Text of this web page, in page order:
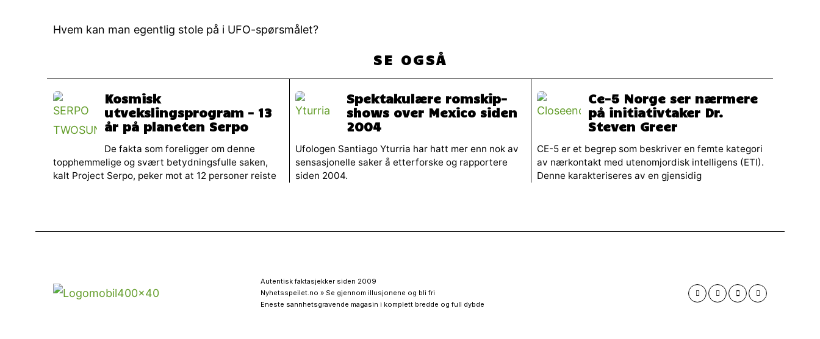
Hvem kan man egentlig stole på i UFO-spørsmålet?
SE OGSÅ
Kosmisk
utvekslingsprogram – 13
år på planeten Serpo
De fakta som foreligger om denne
topphemmelige og svært betydningsfulle saken,
kalt Project Serpo, peker mot at 12 personer reiste
Spektakulære romskip-
shows over Mexico siden
2004
Ufologen Santiago Yturria har hatt mer enn nok av
sensasjonelle saker å etterforske og rapportere
siden 2004.
Ce-5 Norge ser nærmere
på initiativtaker Dr.
Steven Greer
CE-5 er et begrep som beskriver en femte kategori
av nærkontakt med utenomjordisk intelligens (ETI).
Denne karakteriseres av en gjensidig
Autentisk faktasjekker siden 2009
Nyhetsspeilet.no » Se gjennom illusjonene og bli fri
Eneste sannhetsgravende magasin i komplett bredde og full dybde